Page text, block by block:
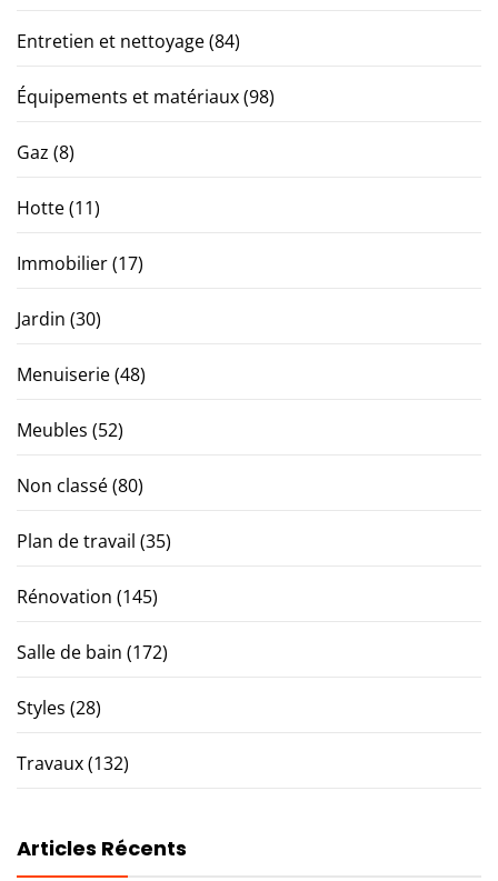
Entretien et nettoyage(84)
Équipements et matériaux(98)
Gaz (8)
Hotte(11)
Immobilier(17)
Jardin (30)
Menuiserie(48)
Meubles (52)
Non classé(80)
Plan de travail (35)
Rénovation (145)
Salle de bain (172)
Styles (28)
Travaux(132)
Articles Récents